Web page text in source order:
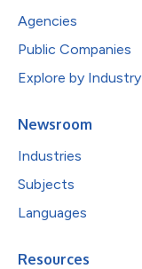
Agencies
Public Companies
Explore by Industry
Newsroom
Industries
Subjects
Languages
Resources